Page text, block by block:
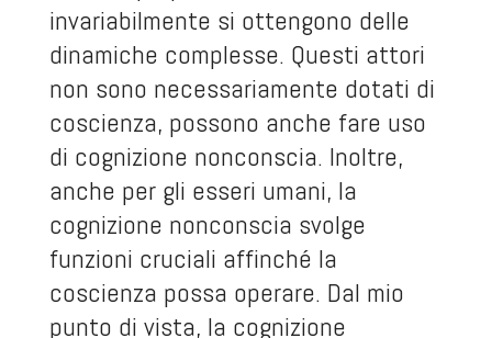
invariabilmente si ottengono delle
dinamiche complesse. Questi attori
non sono necessariamente dotati di
coscienza, possono anche fare uso
di cognizione nonconscia. Inoltre,
anche per gli esseri umani, la
cognizione nonconscia svolge
funzioni cruciali affinché la
coscienza possa operare. Dal mio
punto di vista, la cognizione